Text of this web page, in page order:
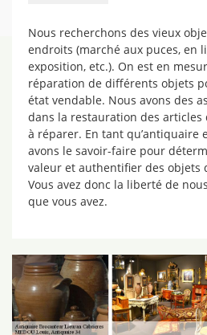
Nous recherchons des vieux
endroits (marché aux puces, en
exposition, etc.). On est en
réparation de différents objets
état vendable. Nous avons des
dans la restauration des
à réparer. En tant qu’antiquaire
avons le savoir-faire pour
valeur et authentifier des objets
Vous avez donc la liberté de
que vous avez.